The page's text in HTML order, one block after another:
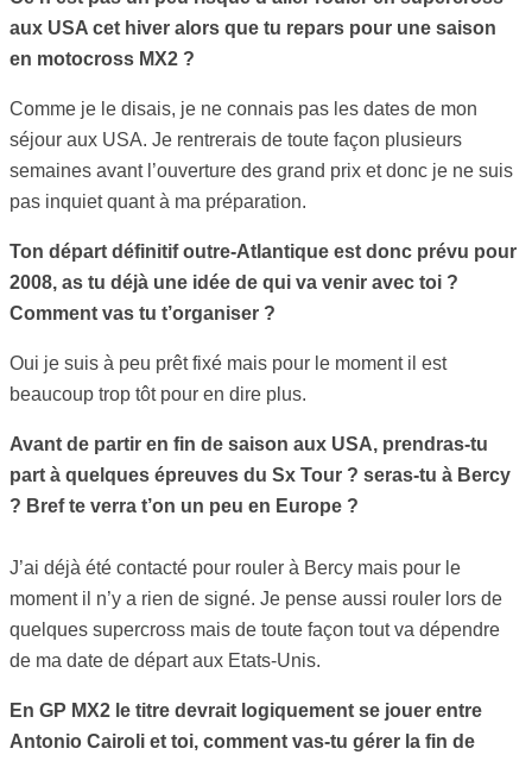
aux USA cet hiver alors que tu repars pour une saison
en motocross MX2 ?
Comme je le disais, je ne connais pas les dates de mon
séjour aux USA. Je rentrerais de toute façon plusieurs
semaines avant l’ouverture des grand prix et donc je ne suis
pas inquiet quant à ma préparation.
Ton départ définitif outre-Atlantique est donc prévu pour
2008, as tu déjà une idée de qui va venir avec toi ?
Comment vas tu t’organiser ?
Oui je suis à peu prêt fixé mais pour le moment il est
beaucoup trop tôt pour en dire plus.
Avant de partir en fin de saison aux USA, prendras-tu
part à quelques épreuves du Sx Tour ? seras-tu à Bercy
? Bref te verra t’on un peu en Europe ?
J’ai déjà été contacté pour rouler à Bercy mais pour le
moment il n’y a rien de signé. Je pense aussi rouler lors de
quelques supercross mais de toute façon tout va dépendre
de ma date de départ aux Etats-Unis.
En GP MX2 le titre devrait logiquement se jouer entre
Antonio Cairoli et toi, comment vas-tu gérer la fin de